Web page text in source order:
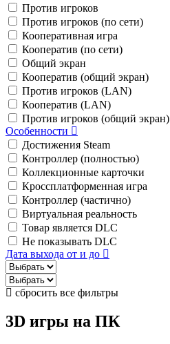
Против игроков
Против игроков (по сети)
Кооперативная игра
Кооператив (по сети)
Общий экран
Кооператив (общий экран)
Против игроков (LAN)
Кооператив (LAN)
Против игроков (общий экран)
Особенности
Достижения Steam
Контроллер (полностью)
Коллекционные карточки
Кроссплатформенная игра
Контроллер (частично)
Виртуальная реальность
Товар является DLC
Не показывать DLC
Дата выхода от и до
сбросить все фильтры
3D игры на ПК